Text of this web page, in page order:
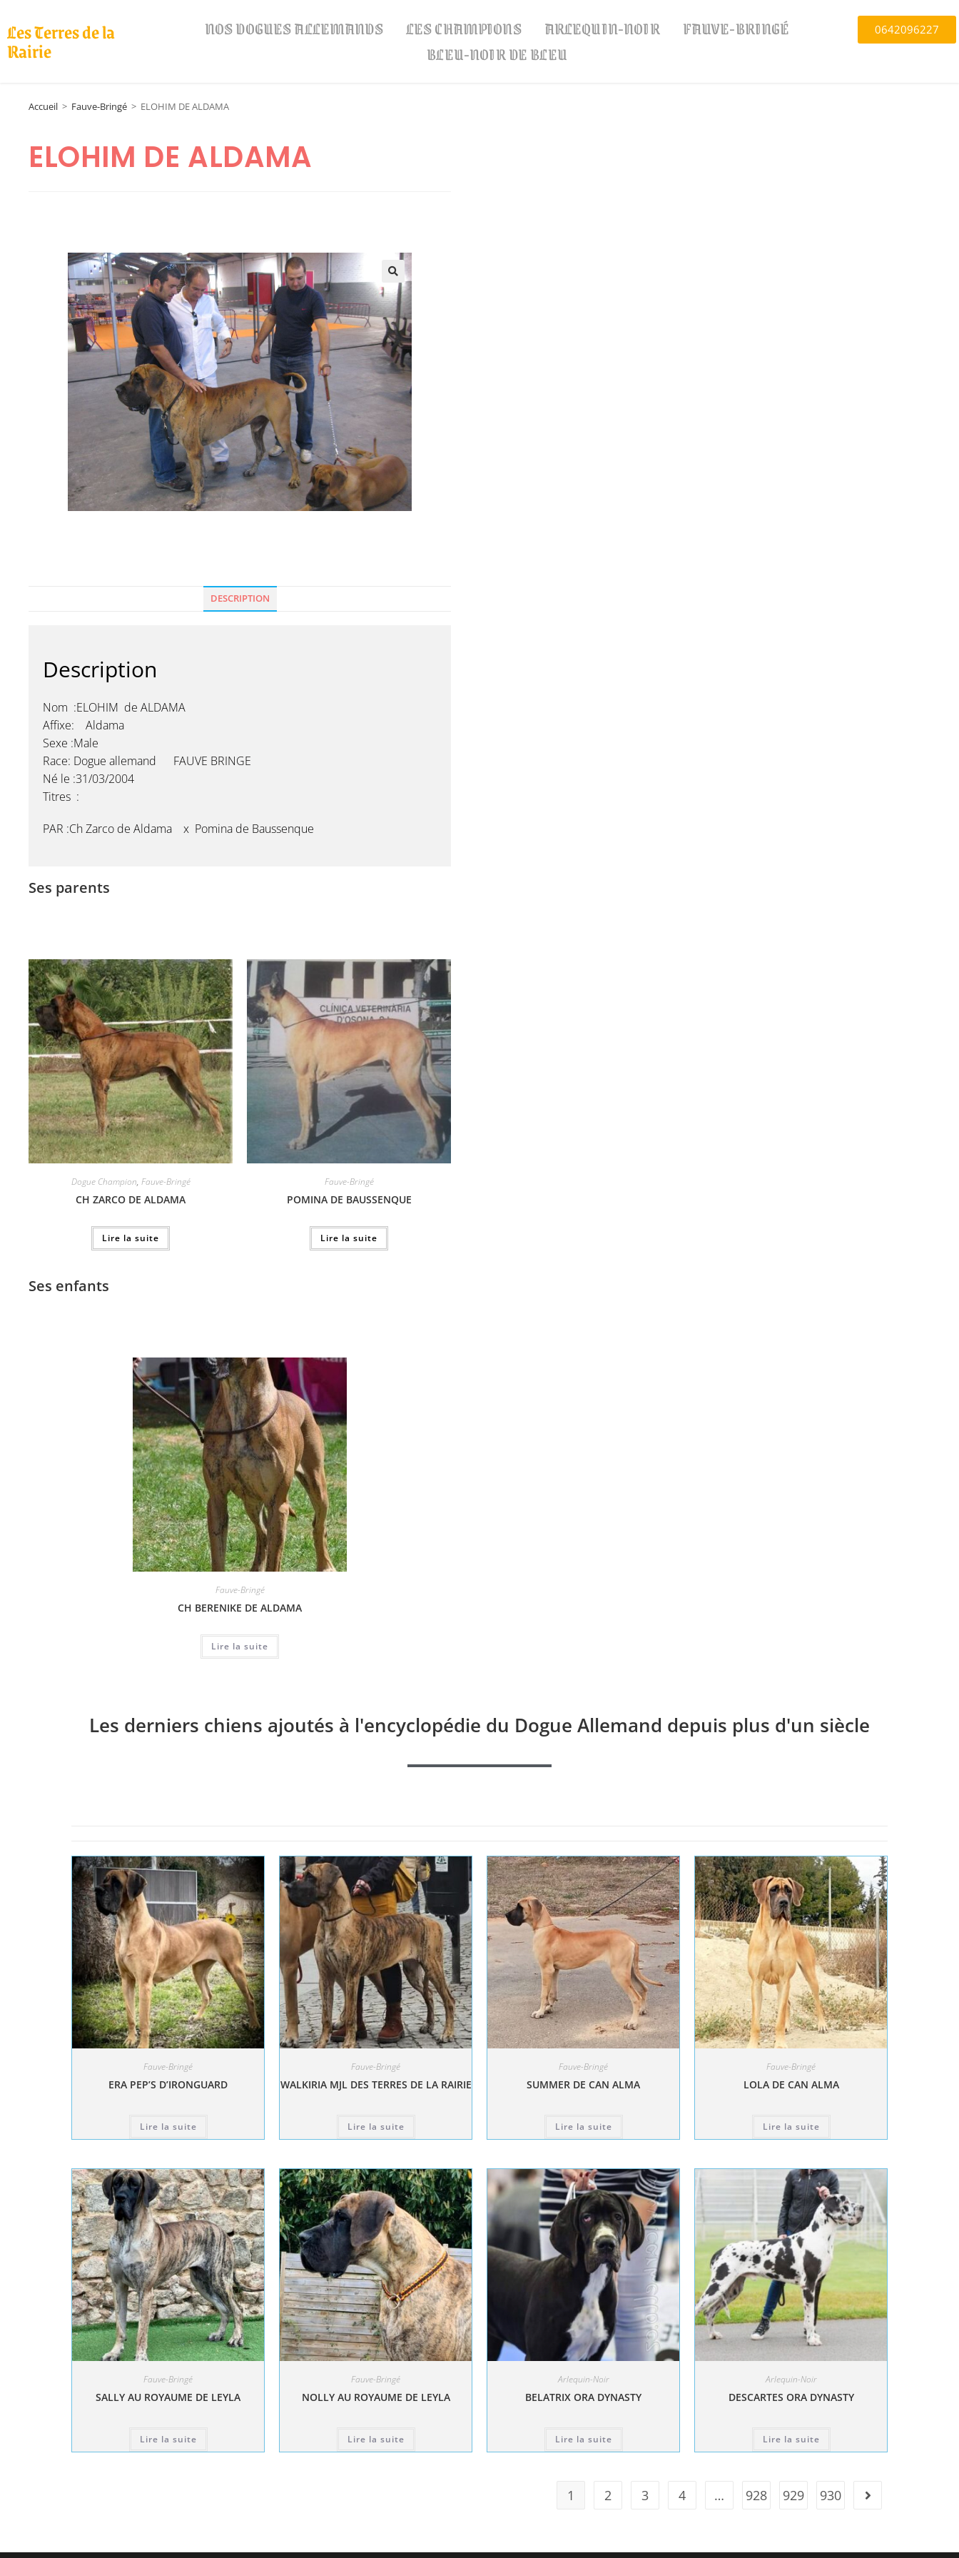
Les Terres de la
Rairie
NOS DOGUES ALLEMANDS LES CHAMPIONS ARLEQUIN-NOIR
FAUVE-BRINGÉ
BLEU-NOIR DE BLEU
0642096227
Accueil > Fauve-Bringé > ELOHIM DE ALDAMA
ELOHIM DE ALDAMA
🔍
DESCRIPTION
Description
Nom :ELOHIM de ALDAMA
Affixe: Aldama
Sexe :Male
Race: Dogue allemand FAUVE BRINGE
Né le :31/03/2004
Titres :
PAR :Ch Zarco de Aldama x Pomina de Baussenque
Ses parents
Dogue Champion, Fauve-Bringé
CH ZARCO DE ALDAMA
Lire la suite
Fauve-Bringé
POMINA DE BAUSSENQUE
Lire la suite
Ses enfants
Fauve-Bringé
CH BERENIKE DE ALDAMA
Lire la suite
Les derniers chiens ajoutés à l'encyclopédie du Dogue Allemand depuis plus d'un siècle
Fauve-Bringé
ERA PEP’S D’IRONGUARD
Lire la suite
Fauve-Bringé
WALKIRIA MJL DES TERRES DE LA RAIRIE
Lire la suite
Fauve-Bringé
SUMMER DE CAN ALMA
Lire la suite
Fauve-Bringé
LOLA DE CAN ALMA
Lire la suite
Fauve-Bringé
SALLY AU ROYAUME DE LEYLA
Lire la suite
Fauve-Bringé
NOLLY AU ROYAUME DE LEYLA
Lire la suite
Arlequin-Noir
BELATRIX ORA DYNASTY
Lire la suite
Arlequin-Noir
DESCARTES ORA DYNASTY
Lire la suite
1 2 3 4 … 928 929 930